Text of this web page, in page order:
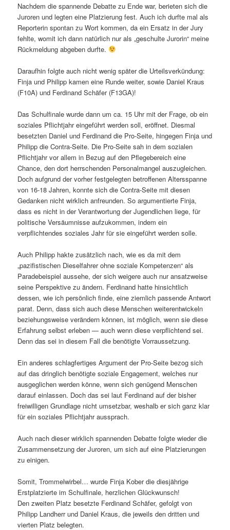
Nachdem die spannende Debatte zu Ende war, berieten sich die
Juroren und legten eine Platzierung fest. Auch ich durfte mal als
Reporterin spontan zu Wort kommen, da ein Ersatz in der Jury
fehlte, womit ich dann natürlich nur als „geschulte Jurorin“ meine
Rückmeldung abgeben durfte.
Daraufhin folgte auch nicht wenig später die Urteilsverkündung:
Finja und Philipp kamen eine Runde weiter, sowie Daniel Kraus
(F10A) und Ferdinand Schäfer (F13GA)!
Das Schulfinale wurde dann um ca. 15 Uhr mit der Frage, ob ein
soziales Pflichtjahr eingeführt werden soll, eröffnet. Diesmal
besetzten Daniel und Ferdinand die Pro-Seite, hingegen Finja und
Philipp die Contra-Seite. Die Pro-Seite sah in dem sozialen
Pflichtjahr vor allem in Bezug auf den Pflegebereich eine
Chance, den dort herrschenden Personalmangel auszugleichen.
Doch aufgrund der vorher festgelegten betroffenen Altersspanne
von 16-18 Jahren, konnte sich die Contra-Seite mit diesen
Gedanken nicht wirklich anfreunden. So argumentierte Finja,
dass es nicht in der Verantwortung der Jugendlichen liege, für
politische Versäumnisse aufzukommen, indem ein
verpflichtendes soziales Jahr für sie eingeführt werden solle.
Auch Philipp hakte zusätzlich nach, wie es da mit dem
„pazifistischen Dieselfahrer ohne soziale Kompetenzen“ als
Paradebeispiel aussehe, der sich weigere auch nur ansatzweise
seine Perspektive zu ändern. Ferdinand hatte hinsichtlich
dessen, wie ich persönlich finde, eine ziemlich passende Antwort
parat. Denn, dass sich auch diese Menschen weiterentwickeln
beziehungsweise verändern können, ist möglich, wenn sie diese
Erfahrung selbst erleben — auch wenn diese verpflichtend sei.
Denn das sei in diesem Fall die benötigte Vorraussetzung.
Ein anderes schlagfertiges Argument der Pro-Seite bezog sich
auf das dringlich benötigte soziale Engagement, welches nur
ausgeglichen werden könne, wenn sich genügend Menschen
darauf einlassen. Doch das sei laut Ferdinand auf der bisher
freiwilligen Grundlage nicht umsetzbar, weshalb er sich ganz klar
für ein soziales Pflichtjahr aussprach.
Auch nach dieser wirklich spannenden Debatte folgte wieder die
Zusammensetzung der Juroren, um sich auf eine Platzierungen
zu einigen.
Somit, Trommelwirbel… wurde Finja Kober die diesjährige
Erstplatzierte im Schulfinale, herzlichen Glückwunsch!
Den zweiten Platz besetzte Ferdinand Schäfer, gefolgt von
Philipp Landherr und Daniel Kraus, die jeweils den dritten und
vierten Platz belegten.